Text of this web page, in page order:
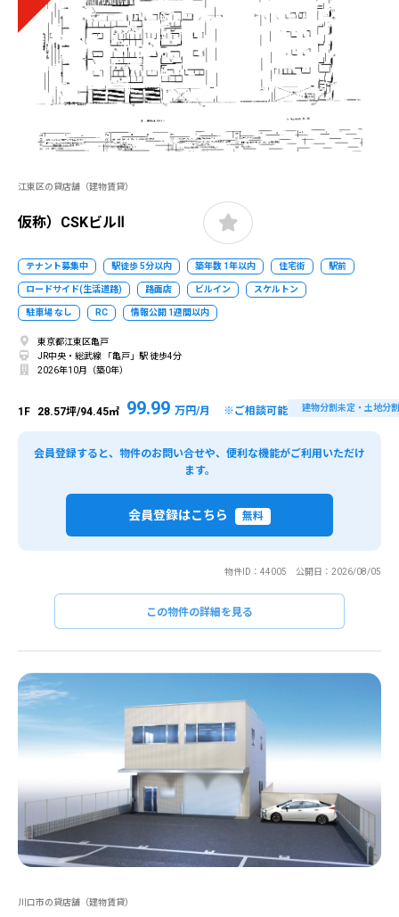
江東区の貸店舗（建物賃貸）
仮称）CSKビルⅡ
テナント募集中 駅徒歩 5分以内 築年数 1年以内 住宅街 駅前
ロードサイド(生活道路) 路面店 ビルイン スケルトン
駐車場 なし RC 情報公開 1週間以内
東京都江東区亀戸
JR中央・総武線 「亀戸」駅 徒歩4分
2026年10月（築0年）
1F 28.57坪/94.45㎡ 99.99 万円/月 ※ご相談可能 建物分割未定・土地分
会員登録すると、物件のお問い合せや、便利な機能がご利用いただけ
ます。
会員登録はこちら 無料
物件ID：44005 公開日：2026/08/05
この物件の詳細を見る
川口市の貸店舗（建物賃貸）